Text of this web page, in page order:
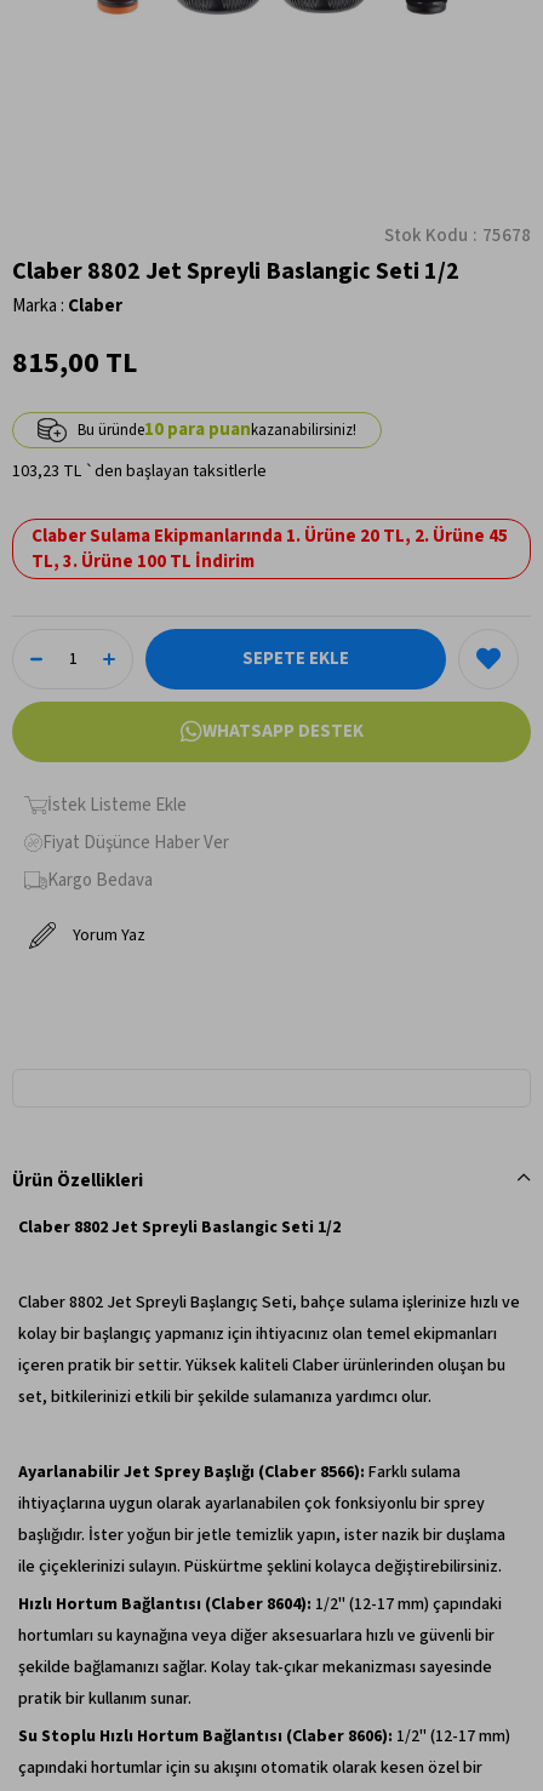
Stok Kodu 75678
Claber 8802 Jet Spreyli Baslangic Seti 1/2
Marka : Claber
815,00 TL
10
103,23 TL `den başlayan taksitlerle
Claber Sulama Ekipmanlarında 1. Ürüne 20 TL, 2. Ürüne 45
TL, 3. Ürüne 100 TL İndirim
WHATSAPP DESTEK
İstek Listeme Ekle
Fiyat Düşünce Haber Ver
Kargo Bedava
Yorum Yaz
Ürün Özellikleri
Claber 8802 Jet Spreyli Baslangic Seti 1/2
Claber 8802 Jet Spreyli Başlangıç Seti, bahçe sulama işlerinize hızlı ve
kolay bir başlangıç yapmanız için ihtiyacınız olan temel ekipmanları
içeren pratik bir settir. Yüksek kaliteli Claber ürünlerinden oluşan bu
set, bitkilerinizi etkili bir şekilde sulamanıza yardımcı olur.
Ayarlanabilir Jet Sprey Başlığı (Claber 8566): Farklı sulama
ihtiyaçlarına uygun olarak ayarlanabilen çok fonksiyonlu bir sprey
başlığıdır. İster yoğun bir jetle temizlik yapın, ister nazik bir duşlama
ile çiçeklerinizi sulayın. Püskürtme şeklini kolayca değiştirebilirsiniz.
Hızlı Hortum Bağlantısı (Claber 8604): 1/2" (12-17 mm) çapındaki
hortumları su kaynağına veya diğer aksesuarlara hızlı ve güvenli bir
şekilde bağlamanızı sağlar. Kolay tak-çıkar mekanizması sayesinde
pratik bir kullanım sunar.
Su Stoplu Hızlı Hortum Bağlantısı (Claber 8606): 1/2" (12-17 mm)
çapındaki hortumlar için su akışını otomatik olarak kesen özel bir